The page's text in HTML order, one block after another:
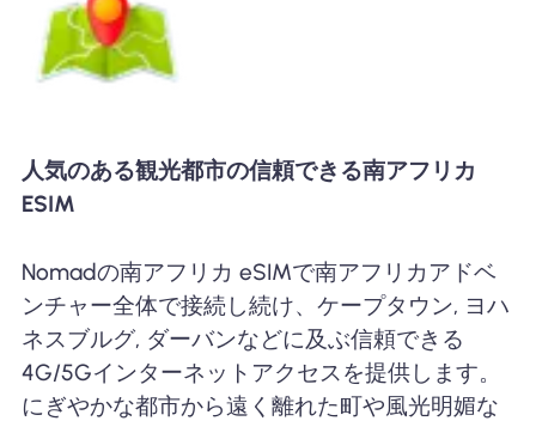
人気のある観光都市の信頼できる南アフリカ
ESIM
Nomadの南アフリカ eSIMで南アフリカアドベ
ンチャー全体で接続し続け、ケープタウン, ヨハ
ネスブルグ, ダーバンなどに及ぶ信頼できる
4G/5Gインターネットアクセスを提供します。
にぎやかな都市から遠く離れた町や風光明媚な